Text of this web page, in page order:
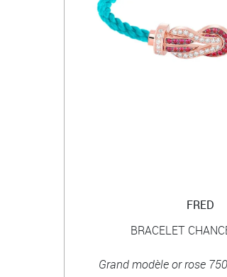
FRED
BRACELET
Grand modèle or rose